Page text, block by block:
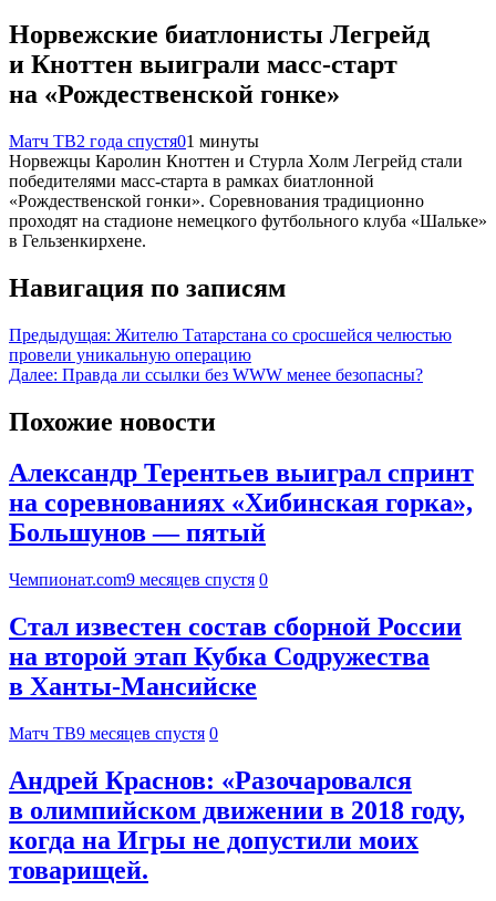
Норвежские биатлонисты Легрейд
и Кноттен выиграли масс‑старт
на «Рождественской гонке»
Матч ТВ2 года спустя01 минуты
Норвежцы Каролин Кноттен и Стурла Холм Легрейд стали
победителями масс‑старта в рамках биатлонной
«Рождественской гонки». Соревнования традиционно
проходят на стадионе немецкого футбольного клуба «Шальке»
в Гельзенкирхене.
Навигация по записям
Предыдущая: Жителю Татарстана со сросшейся челюстью
провели уникальную операцию
Далее: Правда ли ссылки без WWW менее безопасны?
Похожие новости
Александр Терентьев выиграл спринт
на соревнованиях «Хибинская горка»,
Большунов — пятый
Чемпионат.com9 месяцев спустя 0
Стал известен состав сборной России
на второй этап Кубка Содружества
в Ханты‑Мансийске
Матч ТВ9 месяцев спустя 0
Андрей Краснов: «Разочаровался
в олимпийском движении в 2018 году,
когда на Игры не допустили моих
товарищей.